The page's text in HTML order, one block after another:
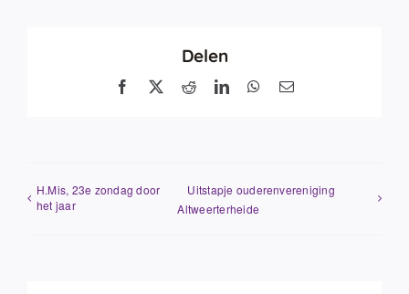
Delen
Facebook
X RedditLinkedInWhatsApp
E-
H.Mis, 23e zondag door
het jaar
Uitstapje ouderenvereniging
Altweerterheide